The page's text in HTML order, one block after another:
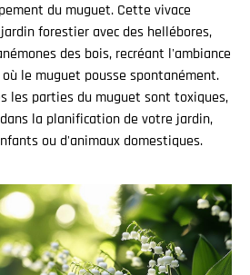
du muguet. Cette vivace
forestier avec des hellébores,
des bois, recréant l'ambiance
le muguet pousse spontanément.
les parties du muguet sont toxiques,
la planification de votre jardin,
ou d'animaux domestiques.